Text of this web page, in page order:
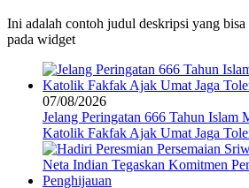
Ini adalah contoh judul deskripsi yang bisa
pada widget
07/08/2026
Jelang Peringatan 666 Tahun Islam
Katolik Fakfak Ajak Umat Jaga